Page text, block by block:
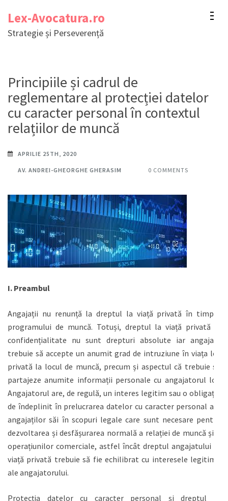
conținut
Lex-Avocatura.ro
Strategie și Perseverență
Principiile și cadrul de
reglementare al protecției datelor
cu caracter personal în contextul
relațiilor de muncă
APRILIE 25TH, 2020
AV. ANDREI-GHEORGHE GHERASIM 0 COMMENTS
I. Preambul
Angajații nu renunță la dreptul la viață privată în timpul
programului de muncă. Totuși, dreptul la viață privată și
confidențialitate nu sunt drepturi absolute iar angajații
trebuie să accepte un anumit grad de intruziune în viața lor
privată la locul de muncă, precum și aspectul că trebuie să
partajeze anumite informații personale cu angajatorul lor.
Angajatorul are, de regulă, un interes legitim sau o obligație
de îndeplinit în prelucrarea datelor cu caracter personal ale
angajaților săi în scopuri legale care sunt necesare pentru
dezvoltarea și desfășurarea normală a relației de muncă și a
operațiunilor comerciale, astfel încât dreptul angajatului la
viață privată trebuie să fie echilibrat cu interesele legitime
ale angajatorului.
Protecția datelor cu caracter personal și dreptul la